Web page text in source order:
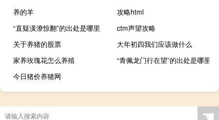
养的羊
攻略html
“直疑潢潦惊翻”的出处是哪里
ctm声望攻略
关于养猪的股票
大年初四我们应该做什么
家养玫瑰花怎么养殖
“青佩龙门行在望”的出处是哪里
今日猪价养猪网